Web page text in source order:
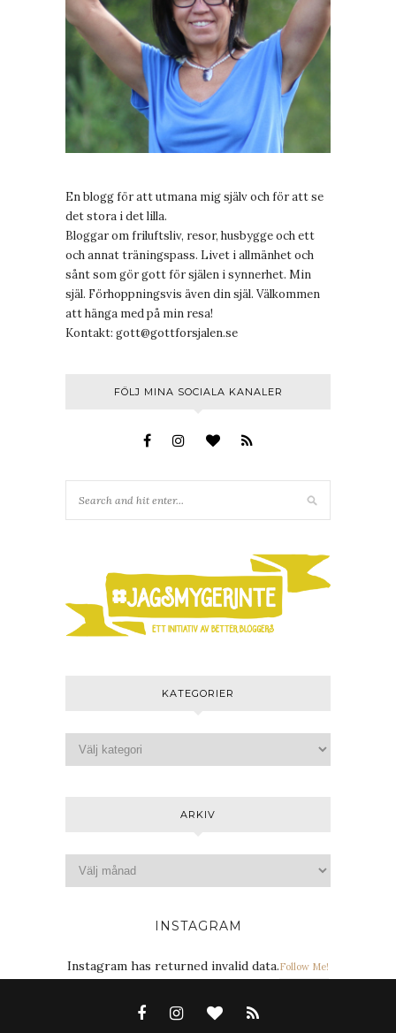
En blogg för att utmana mig själv och för att se
det stora i det lilla.
Bloggar om friluftsliv, resor, husbygge och ett
och annat träningspass. Livet i allmänhet och
sånt som gör gott för själen i synnerhet. Min
själ. Förhoppningsvis även din själ. Välkommen
att hänga med på min resa!
Kontakt: gott@gottforsjalen.se
FÖLJ MINA SOCIALA KANALER
KATEGORIER
ARKIV
INSTAGRAM
Instagram has returned invalid data.Follow Me!